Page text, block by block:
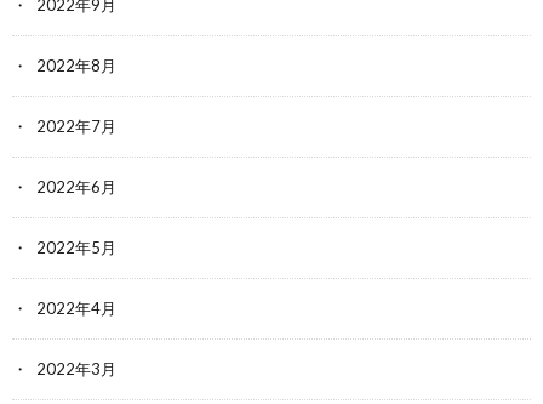
2022年9月
2022年8月
2022年7月
2022年6月
2022年5月
2022年4月
2022年3月